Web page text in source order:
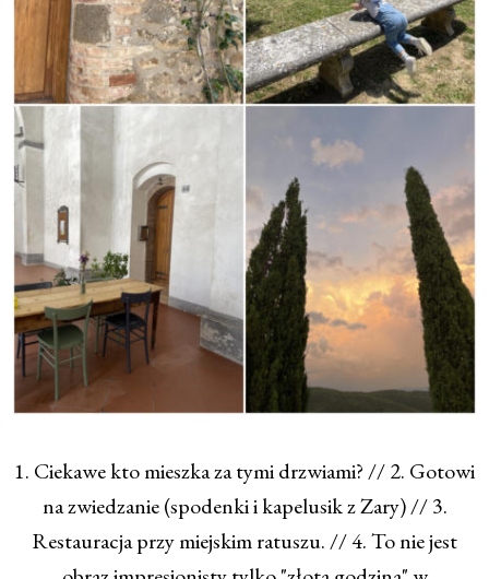
1. Ciekawe kto mieszka za tymi drzwiami? // 2. Gotowi
na zwiedzanie (spodenki i kapelusik z Zary) // 3.
Restauracja przy miejskim ratuszu. // 4. To nie jest